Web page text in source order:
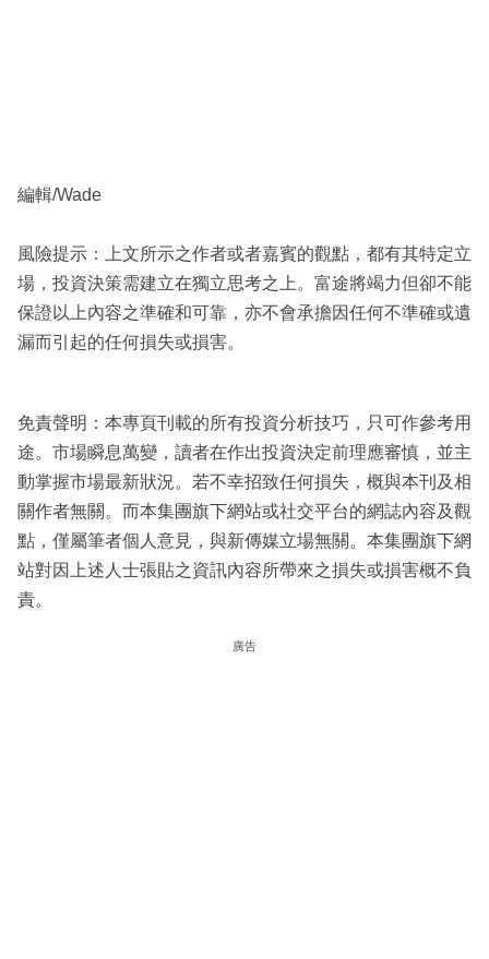
編輯/Wade
風險提示：上文所示之作者或者嘉賓的觀點，都有其特定立
場，投資決策需建立在獨立思考之上。富途將竭力但卻不能
保證以上內容之準確和可靠，亦不會承擔因任何不準確或遺
漏而引起的任何損失或損害。
免責聲明：本專頁刊載的所有投資分析技巧，只可作參考用
途。市場瞬息萬變，讀者在作出投資決定前理應審慎，並主
動掌握市場最新狀況。若不幸招致任何損失，概與本刊及相
關作者無關。而本集團旗下網站或社交平台的網誌內容及觀
點，僅屬筆者個人意見，與新傳媒立場無關。本集團旗下網
站對因上述人士張貼之資訊內容所帶來之損失或損害概不負
責。
廣告